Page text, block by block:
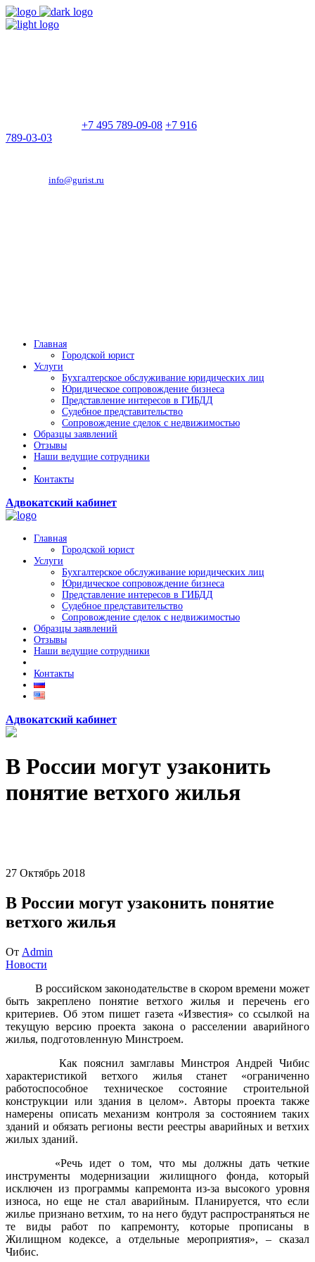
+7 495 789-09-08 +7 916
789-03-03
info@gurist.ru
Главная
Городской юрист
Услуги
Бухгалтерское обслуживание юридических лиц
Юридическое сопровождение бизнеса
Представление интересов в ГИБДД
Судебное представительство
Сопровождение сделок с недвижимостью
Образцы заявлений
Отзывы
Наши ведущие сотрудники
Контакты
Адвокатский кабинет
Главная
Городской юрист
Услуги
Бухгалтерское обслуживание юридических лиц
Юридическое сопровождение бизнеса
Представление интересов в ГИБДД
Судебное представительство
Сопровождение сделок с недвижимостью
Образцы заявлений
Отзывы
Наши ведущие сотрудники
Контакты
Адвокатский кабинет
В России могут узаконить
понятие ветхого жилья
27 Октябрь 2018
В России могут узаконить понятие
ветхого жилья
От Admin
Новости
В российском законодательстве в скором времени может
быть закреплено понятие ветхого жилья и перечень его
критериев. Об этом пишет газета «Известия» со ссылкой на
текущую версию проекта закона о расселении аварийного
жилья, подготовленную Минстроем.
Как пояснил замглавы Минстроя Андрей Чибис
характеристикой ветхого жилья станет «ограниченно
работоспособное техническое состояние строительной
конструкции или здания в целом». Авторы проекта также
намерены описать механизм контроля за состоянием таких
зданий и обязать регионы вести реестры аварийных и ветхих
жилых зданий.
«Речь идет о том, что мы должны дать четкие
инструменты модернизации жилищного фонда, который
исключен из программы капремонта из-за высокого уровня
износа, но еще не стал аварийным. Планируется, что если
жилье признано ветхим, то на него будут распространяться не
те виды работ по капремонту, которые прописаны в
Жилищном кодексе, а отдельные мероприятия», – сказал
Чибис.